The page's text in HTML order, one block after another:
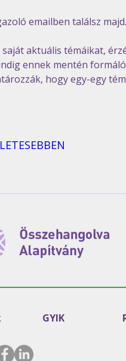
emailben találsz
aktuális témáikat,
ennek mentén
hogy egy-egy
GYIK